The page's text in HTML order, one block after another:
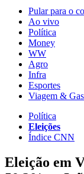
Pular para o
Ao vivo
Política
Money
WW
Agro
Infra
Esportes
Viagem &
Política
Eleições
Índice CNN
Eleição em